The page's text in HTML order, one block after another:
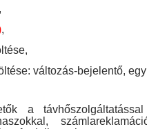
,
változás-bejelentő,
a